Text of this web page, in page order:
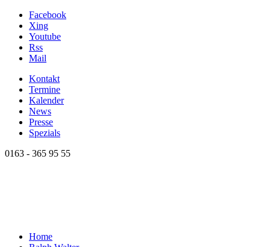
Facebook
Xing
Youtube
Rss
Mail
Kontakt
Termine
Kalender
News
Presse
Spezials
0163 - 365 95 55
Home